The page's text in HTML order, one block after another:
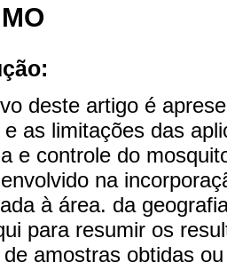
deste artigo é
e as limitações das
e controle do
na
à área. da
para resumir os
amostras obtidas